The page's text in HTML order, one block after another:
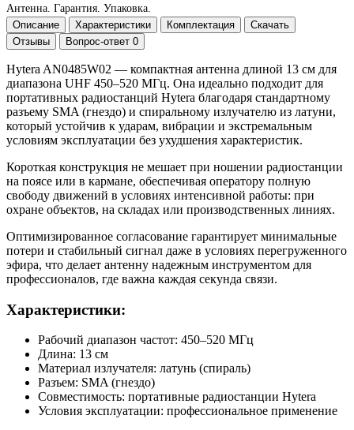
Антенна. Гарантия. Упаковка.
Описание
Характеристики Комплектация
Скачать
Отзывы
Вопрос-ответ 0
Hytera AN0485W02 — компактная антенна длиной 13 см для
диапазона UHF 450–520 МГц. Она идеально подходит для
портативных радиостанций Hytera благодаря стандартному
разъему SMA (гнездо) и спиральному излучателю из латуни,
который устойчив к ударам, вибрации и экстремальным
условиям эксплуатации без ухудшения характеристик.
Короткая конструкция не мешает при ношении радиостанции
на поясе или в кармане, обеспечивая оператору полную
свободу движений в условиях интенсивной работы: при
охране объектов, на складах или производственных линиях.
Оптимизированное согласование гарантирует минимальные
потери и стабильный сигнал даже в условиях перегруженного
эфира, что делает антенну надежным инструментом для
профессионалов, где важна каждая секунда связи.
Характеристики:
Рабочий диапазон частот: 450–520 МГц
Длина: 13 см
Материал излучателя: латунь (спираль)
Разъем: SMA (гнездо)
Совместимость: портативные радиостанции Hytera
Условия эксплуатации: профессиональное применение